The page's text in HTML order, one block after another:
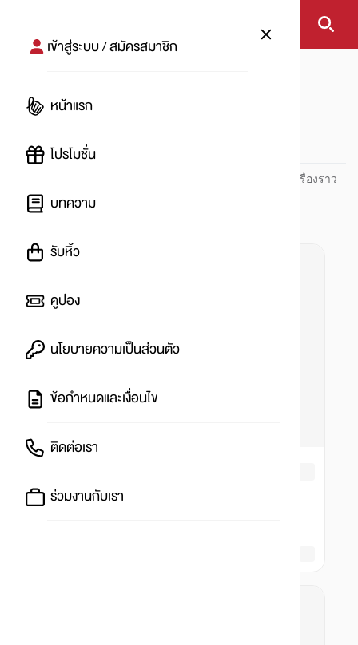
เข้าสู่ระบบ / สมัครสมาชิก
หน้าแรก
โปรโมชั่น
บทความ
รับหิ้ว
คูปอง
นโยบายความเป็นส่วนตัว
ข้อกำหนดและเงื่อนไข
ติดต่อเรา
ร่วมงานกับเรา
#
ปันโปร PUNPRO ที่ 1 ด้านโปรโมชัน อัปเดตและติดตามทุกเรื่องราว
โปรโมชัน